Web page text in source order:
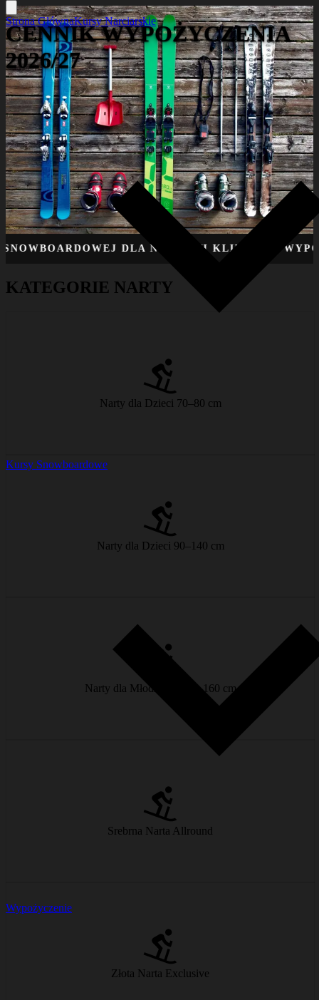
Strona GłównaKursy Narciarskie
Kursy Snowboardowe
Wypożyczenie
CENNIK WYPOŻYCZENIA
2026/27
DLA NASZYCH KLIENTÓW
KATEGORIE NARTY
Narty dla Dzieci 70–80 cm
Idealne dla małych początkujących i pierwszych skrętów na śniegu.
od € 9/dzień
Narty dla Dzieci 90–140 cm
Łatwa obsługa z dużą dawką zabawy!
od € 12/dzień
Narty dla Młodzieży 150–160 cm
Dłuższe i bardziej stabilne, dające pewne uczucie na stoku.
od € 20/dzień
Srebrna Narta Allround
Łatwa do skręcania i stabilna na trudnych zboczach – dla narciarzy
od € 25/dzień
Złota Narta Exclusive
Lepszy chwyt na stoku i zaprojektowana na wyższe prędkości –
idealna dla doświadczonych narciarzy.
od € 33/dzień